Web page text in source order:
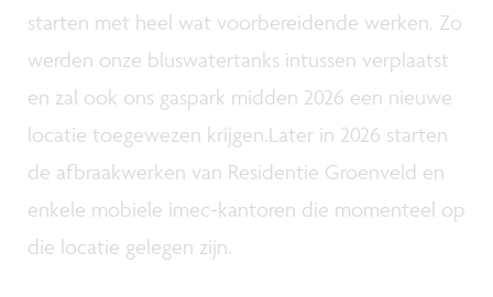
starten met heel wat voorbereidende werken. Zo
werden onze bluswatertanks intussen verplaatst
en zal ook ons gaspark midden 2026 een nieuwe
locatie toegewezen krijgen.Later in 2026 starten
de afbraakwerken van Residentie Groenveld en
enkele mobiele imec-kantoren die momenteel op
die locatie gelegen zijn.